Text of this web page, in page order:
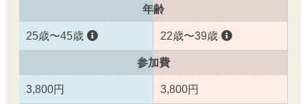
年齢
25歳〜45歳 22歳〜39歳
参加費
3,800円 3,800円